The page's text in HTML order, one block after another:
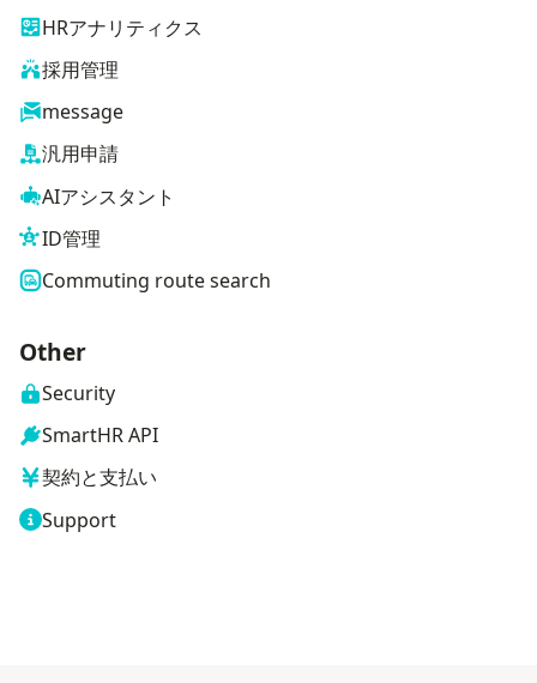
HRアナリティクス
採用管理
message
汎用申請
AIアシスタント
ID管理
Commuting route search
Other
Security
SmartHR API
契約と支払い
Support